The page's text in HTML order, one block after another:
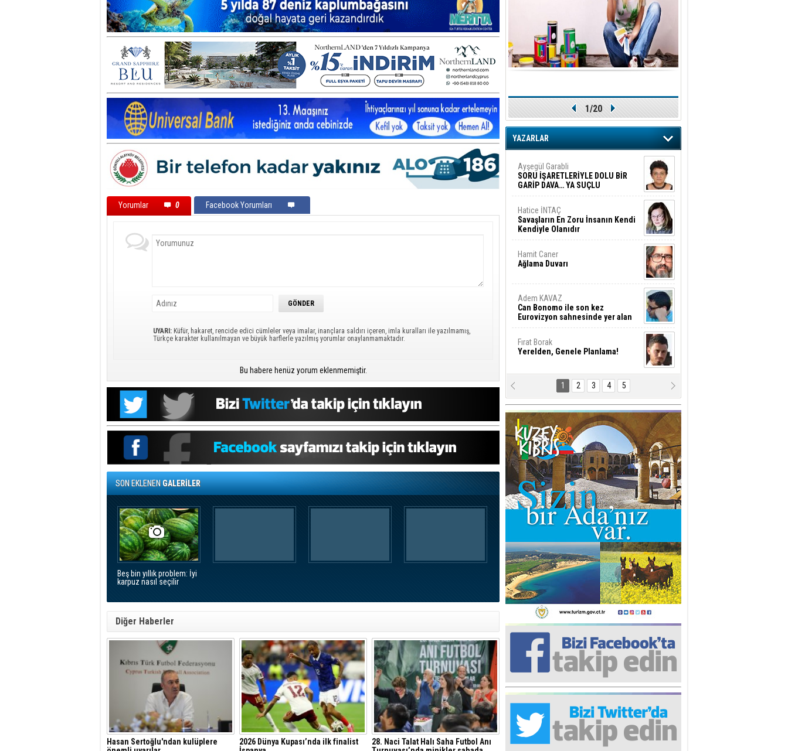
Yorumlar 0 Facebook Yorumları
UYARI: Küfür, hakaret, rencide edici cümleler veya imalar, inançlara saldırı içeren, imla kuralları ile yazılmamış,
Türkçe karakter kullanılmayan ve büyük harflerle yazılmış yorumlar onaylanmamaktadır.
Bu habere henüz yorum eklenmemiştir.
SON EKLENENGALERİLER
Beş bin yıllık problem: İyi
karpuz nasıl seçilir
Diğer Haberler
Hasan Sertoğlu'ndan kulüplere
2026 Dünya Kupası’nda ilk finalist
28. Naci Talat Halı Saha Futbol Anı
1/20
YAZARLAR
Ayşegül Garabli
SORU İŞARETLERİYLE DOLU BİR
GARİP DAVA… YA SUÇLU
DEĞİLSE???
Hatice İNTAÇ
Savaşların En Zoru İnsanın Kendi
Kendiyle Olanıdır
Hamit Caner
Ağlama Duvarı
Adem KAVAZ
Can Bonomo ile son kez
Eurovizyon sahnesinde yer alan
Türkiye 10 yıl aradan sonra
Fırat Borak
Yerelden, Genele Planlama!
Erkut YILMABAŞAR
Bayrak tartışmaları ve ihalesiz
işler!
Arif Alasya
2015 SONRASI VE AKINCI.
Fatma Baysal
SURLAR İÇİ’NDE KOLAYDIR ÖLMEK
Ediz TUNCEL
Göz göre göre…
Taner ULUTAŞ
İnşallah St. Lois ile Hakkaido
Adası gibi olmayız !...
Ali KİŞMİR
FIRSAT VE KORKU
Turgut ÇALICI
İki Lakırdı da benden!
Yrd. Doç. Ercan HOŞKARA
Yatırım Yapmazsan Var Olamazsın:
Hedefteki Kurum Kıb-Tek
Rana Sarro
Başıma gelen skandal olayı
1 2 3 4 5